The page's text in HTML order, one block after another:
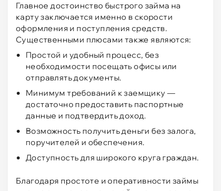
Zaimigo Да 4
MoneyMan Да 4.4
CashToYou Нет 2.8
CreditPlus Да
FastMoney Да 3.5
МигКредит 2.7
Max.Credit Нет
Главное достоинство быстрого займа на
карту заключается именно в скорости
оформления и поступления средств.
Существенными плюсами также являются:
Простой и удобный процесс, без
необходимости посещать офисы или
отправлять документы.
Минимум требований к заемщику —
достаточно предоставить паспортные
данные и подтвердить доход.
Возможность получить деньги без залога,
поручителей и обеспечения.
Доступность для широкого круга граждан.
Благодаря простоте и оперативности займы